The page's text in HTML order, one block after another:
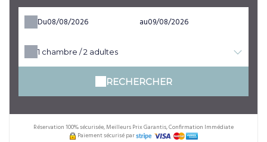
Du au
1 chambre /2 adultes
RECHERCHER
Réservation 100% sécurisée, Meilleurs Prix Garantis, Confirmation Immédiate
Paiement sécurisé par